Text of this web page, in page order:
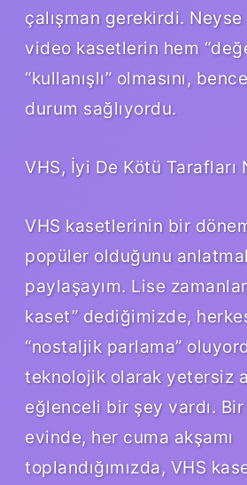
çalışman gerekirdi.
video kasetlerin hem
“kullanışlı” olmasını,
durum sağlıyordu.
VHS, İyi De Kötü Tarafları
VHS kasetlerinin bir
popüler olduğunu
paylaşayım. Lise
kaset” dediğimizde,
“nostaljik parlama”
teknolojik olarak yetersiz
eğlenceli bir şey vardı. Bir
evinde, her cuma akşamı
toplandığımızda, VHS